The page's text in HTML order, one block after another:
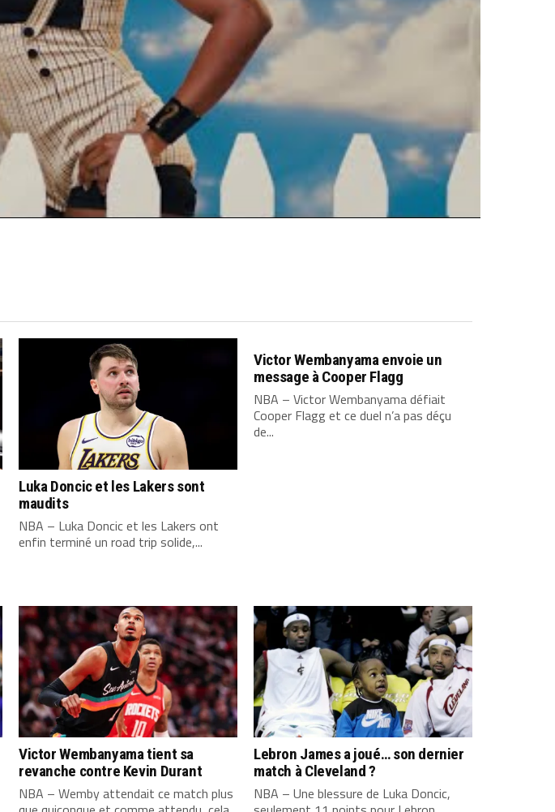
Luka Doncic et les Lakers sont
maudits
NBA – Luka Doncic et les Lakers ont
enfin terminé un road trip solide,...
Victor Wembanyama envoie un
message à Cooper Flagg
NBA – Victor Wembanyama défiait
Cooper Flagg et ce duel n’a pas déçu
de...
Victor Wembanyama tient sa
revanche contre Kevin Durant
NBA – Wemby attendait ce match plus
Lebron James a joué… son dernier
match à Cleveland ?
NBA – Une blessure de Luka Doncic,